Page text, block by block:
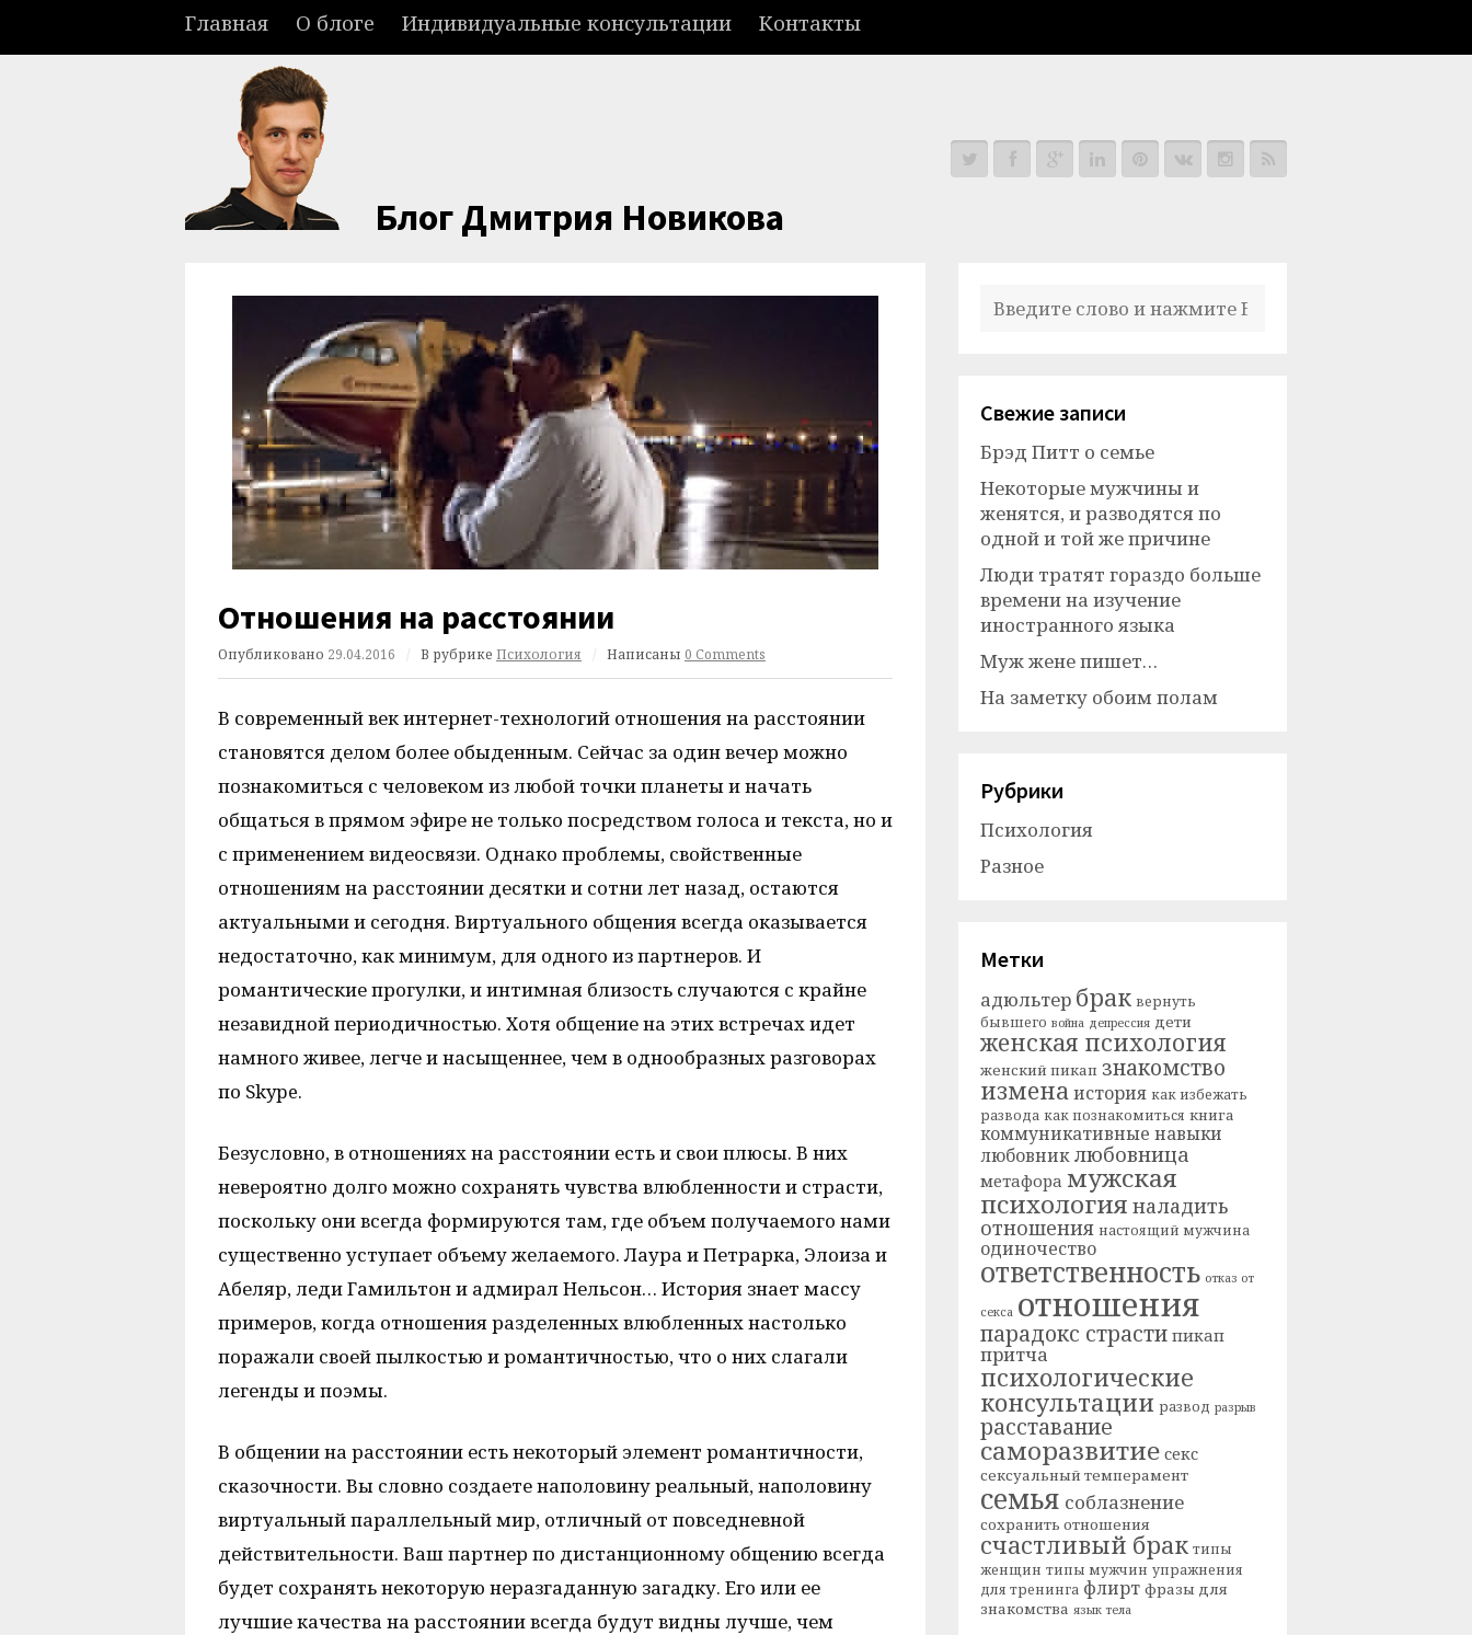
Главная О блоге Индивидуальные консультации Контакты
Блог Дмитрия Новикова
Отношения на расстоянии
Опубликовано 29.04.2016 / В рубрике Психология / Написаны 0 Comments
В современный век интернет-технологий отношения на расстоянии
становятся делом более обыденным. Сейчас за один вечер можно
познакомиться с человеком из любой точки планеты и начать
общаться в прямом эфире не только посредством голоса и текста, но и
с применением видеосвязи. Однако проблемы, свойственные
отношениям на расстоянии десятки и сотни лет назад, остаются
актуальными и сегодня. Виртуального общения всегда оказывается
недостаточно, как минимум, для одного из партнеров. И
романтические прогулки, и интимная близость случаются с крайне
незавидной периодичностью. Хотя общение на этих встречах идет
намного живее, легче и насыщеннее, чем в однообразных разговорах
по Skype.
Безусловно, в отношениях на расстоянии есть и свои плюсы. В них
невероятно долго можно сохранять чувства влюбленности и страсти,
поскольку они всегда формируются там, где объем получаемого нами
существенно уступает объему желаемого. Лаура и Петрарка, Элоиза и
Абеляр, леди Гамильтон и адмирал Нельсон… История знает массу
примеров, когда отношения разделенных влюбленных настолько
поражали своей пылкостью и романтичностью, что о них слагали
легенды и поэмы.
В общении на расстоянии есть некоторый элемент романтичности,
сказочности. Вы словно создаете наполовину реальный, наполовину
виртуальный параллельный мир, отличный от повседневной
действительности. Ваш партнер по дистанционному общению всегда
будет сохранять некоторую неразгаданную загадку. Его или ее
лучшие качества на расстоянии всегда будут видны лучше, чем
Свежие записи
Брэд Питт о семье
Некоторые мужчины и
женятся, и разводятся по
одной и той же причине
Люди тратят гораздо больше
времени на изучение
иностранного языка
Муж жене пишет…
На заметку обоим полам
Рубрики
Психология
Разное
Метки
адюльтер брак вернуть
бывшего война депрессия дети
женская психология
женский пикап знакомство
изменаистория как избежать
развода как познакомиться книга
коммуникативные навыки
любовник любовница
метафора мужская
психология наладить
отношения настоящий мужчина
одиночество
ответственность отказ от
секса отношения
парадокс страсти пикап
притча
психологические
консультации развод разрыв
расставание
саморазвитие секс
сексуальный темперамент
семья соблазнение
сохранить отношения
счастливый брак типы
женщин типы мужчин упражнения
для тренинга флирт фразы для
знакомства язык тела